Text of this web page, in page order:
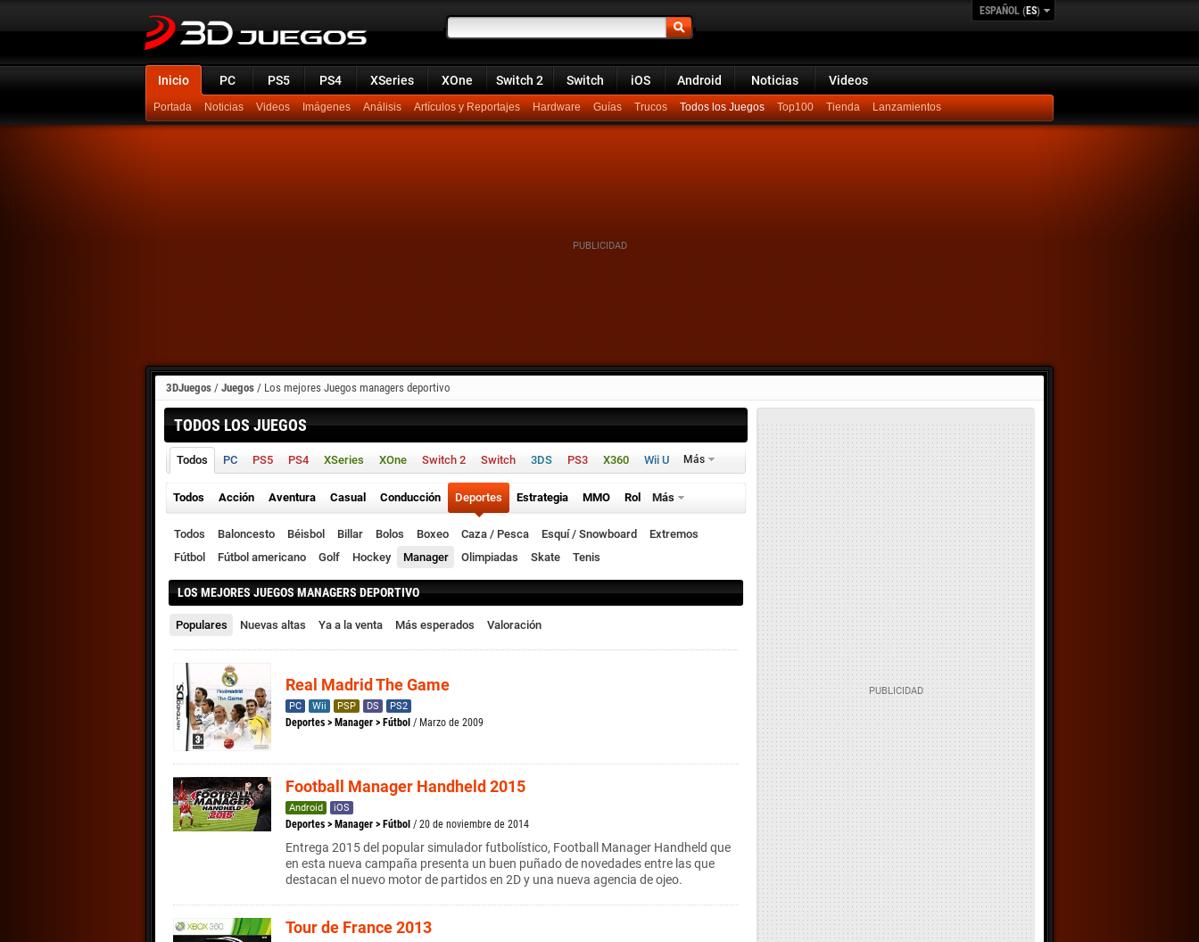
ESPAÑOL (ES)
Inicio PC PS5 PS4 XSeries XOne Switch 2 Switch iOS Android Noticias Videos
Portada Noticias Videos Imágenes Análisis Artículos y Reportajes Hardware Guías Trucos Todos los Juegos Top100 Lanzamientos
3DJuegos / Juegos / Los mejores Juegos managers deportivo
TODOS LOS JUEGOS
Todos PC PS5 PS4 XSeries XOne Switch 2 Switch 3DS PS3 X360 Wii U Más
Todos Acción Aventura Casual Conducción Deportes Estrategia MMO Rol Más
Todos Baloncesto Béisbol Billar Bolos Boxeo Caza / Pesca Esquí / Snowboard
Extremos
Fútbol
Fútbol americano Golf Hockey Manager Olimpiadas Skate Tenis
LOS MEJORES JUEGOS MANAGERS DEPORTIVO
Populares Nuevas altas Ya a la venta Más esperados Valoración
Real Madrid The Game
PC Wii PSP DS PS2
Deportes > Manager > Fútbol / Marzo de 2009
Football Manager Handheld 2015
Android iOS
Deportes > Manager > Fútbol / 20 de noviembre de 2014
Entrega 2015 del popular simulador futbolístico, Football Manager Handheld que
en esta nueva campaña presenta un buen puñado de novedades entre las que
destacan el nuevo motor de partidos en 2D y una nueva agencia de ojeo.
Tour de France 2013